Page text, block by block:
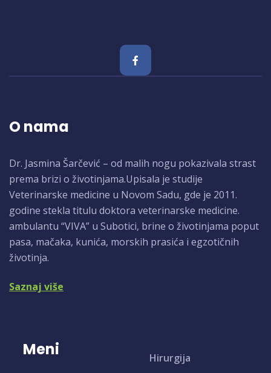
O nama
Dr. Jasmina Šarčević – od malih nogu pokazivala strast
prema brizi o životinjama.Upisala je studije
Veterinarske medicine u Novom Sadu, gde je 2011.
godine stekla titulu doktora veterinarske medicine.
ambulantu “VIVA” u Subotici, brine o životinjama poput
pasa, mačaka, kunića, morskih prasića i egzotičnih
životinja.
Saznaj više
Meni Hirurgija